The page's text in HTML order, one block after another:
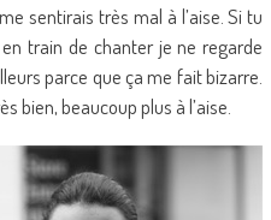
sentirais très mal à l’aise. Si tu
train de chanter je ne regarde
parce que ça me fait bizarre.
bien, beaucoup plus à l’aise.